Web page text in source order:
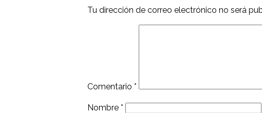
Tu dirección de correo electrónico no será
Comentario *
Nombre *